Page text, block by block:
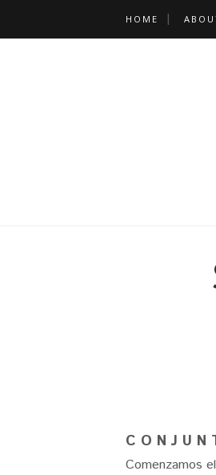
HOME
C O N J U N
Comenzamos el